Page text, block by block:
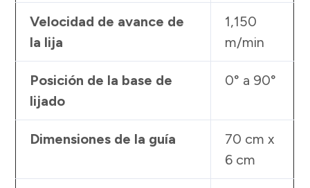
Velocidad de avance de
la lija
1,150
m/min
Posición de la base de
lijado
0° a 90°
Dimensiones de la guía
70 cm x
6 cm